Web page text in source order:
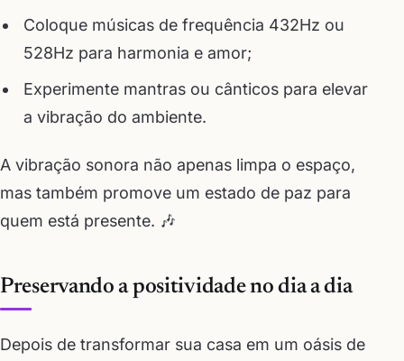
Coloque músicas de frequência 432Hz ou
528Hz para harmonia e amor;
Experimente mantras ou cânticos para elevar
a vibração do ambiente.
A vibração sonora não apenas limpa o espaço,
mas também promove um estado de paz para
quem está presente. 🎶
Preservando a positividade no dia a dia
Depois de transformar sua casa em um oásis de